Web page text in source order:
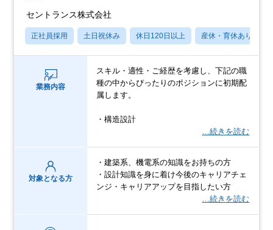
セントランス株式会社
正社員採用 土日祝休み 休日120日以上 産休・育休あり
業務内容
スキル・適性・ご経歴を考慮し、下記の職
種の中からぴったりのポジションに初期配
属します。
・構造設計
…続きを読む
対象となる方
・建築系、機電系の知識をお持ちの方
・設計知識を身に着け今後のキャリアチェ
ンジ・キャリアアップを目指したい方
…続きを読む